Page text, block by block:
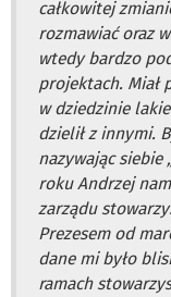
całkowitej
rozmawiać oraz
wtedy bardzo
projektach. Miał
w dziedzinie
dzielił z innymi.
nazywając siebie
roku Andrzej
zarządu
Prezesem od
dane mi było
ramach